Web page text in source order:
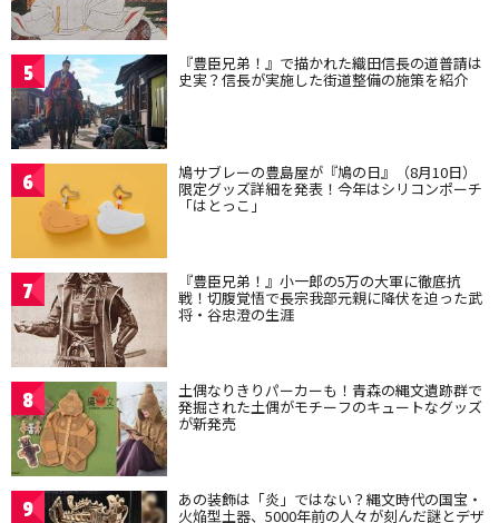
5 『豊臣兄弟！』で描かれた織田信長の道普請は
史実？信長が実施した街道整備の施策を紹介
6 鳩サブレーの豊島屋が『鳩の日』（8月10日）
限定グッズ詳細を発表！今年はシリコンポーチ
「はとっこ」
7 『豊臣兄弟！』小一郎の5万の大軍に徹底抗
戦！切腹覚悟で長宗我部元親に降伏を迫った武
将・谷忠澄の生涯
8 土偶なりきりパーカーも！青森の縄文遺跡群で
発掘された土偶がモチーフのキュートなグッズ
が新発売
9 あの装飾は「炎」ではない？縄文時代の国宝・
火焔型土器、5000年前の人々が刻んだ謎とデザ